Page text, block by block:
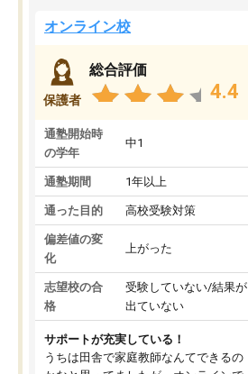
オンライン校
保護者
総合評価
4.4
通塾開始時
の学年
中1
通塾期間 1年以上
通った目的 高校受験対策
偏差値の変
化
上がった
志望校の合
格
受験していない/結果が
出ていない
サポートが充実している！
うちは田舎で家庭教師なんてできるの